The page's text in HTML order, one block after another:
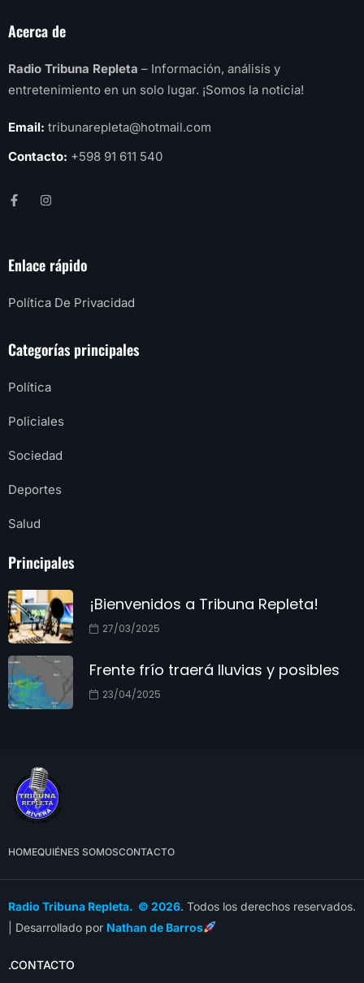
Acerca de
Radio Tribuna Repleta – Información, análisis y
entretenimiento en un solo lugar. ¡Somos la noticia!
Email: tribunarepleta@hotmail.com
Contacto: +598 91 611 540
Enlace rápido
Política De Privacidad
Categorías principales
Política
Policiales
Sociedad
Deportes
Salud
Principales
¡Bienvenidos a Tribuna Repleta!
27/03/2025
Frente frío traerá lluvias y posibles
23/04/2025
HOMEQUIÉNES SOMOSCONTACTO
Radio Tribuna Repleta. © 2026. Todos los derechos reservados.
| Desarrollado por Nathan de Barros
.CONTACTO